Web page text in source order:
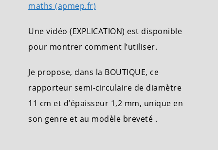
maths (apmep.fr)
Une vidéo (EXPLICATION) est disponible
pour montrer comment l’utiliser.
Je propose, dans la BOUTIQUE, ce
rapporteur semi-circulaire de diamètre
11 cm et d’épaisseur 1,2 mm, unique en
son genre et au modèle breveté .